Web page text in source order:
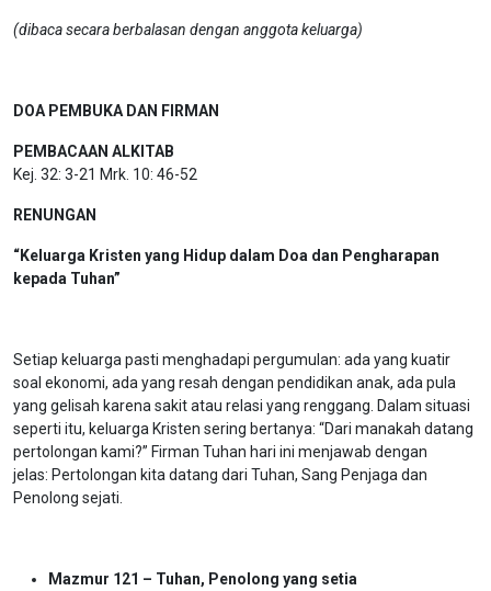
(dibaca secara berbalasan dengan anggota keluarga)
DOA PEMBUKA DAN FIRMAN
PEMBACAAN ALKITAB
Kej. 32: 3-21 Mrk. 10: 46-52
RENUNGAN
“Keluarga Kristen yang Hidup dalam Doa dan Pengharapan
kepada Tuhan”
Setiap keluarga pasti menghadapi pergumulan: ada yang kuatir
soal ekonomi, ada yang resah dengan pendidikan anak, ada pula
yang gelisah karena sakit atau relasi yang renggang. Dalam situasi
seperti itu, keluarga Kristen sering bertanya: “Dari manakah datang
pertolongan kami?” Firman Tuhan hari ini menjawab dengan
jelas: Pertolongan kita datang dari Tuhan, Sang Penjaga dan
Penolong sejati.
Mazmur 121 – Tuhan, Penolong yang setia